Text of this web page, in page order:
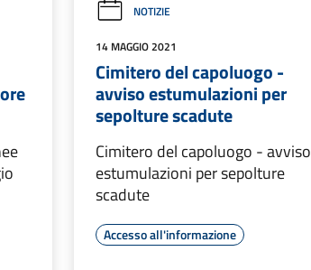
NOTIZIE
14 MAGGIO 2021
Cimitero del capoluogo -
avviso estumulazioni per
sepolture scadute
Cimitero del capoluogo - avviso
estumulazioni per sepolture
scadute
Accesso all'informazione